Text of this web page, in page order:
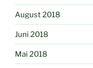
August 2018
Juni 2018
Mai 2018